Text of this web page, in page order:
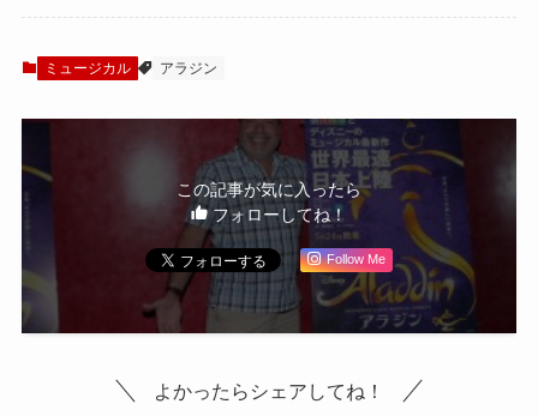
古！
ミュージカル アラジン
この記事が気に入ったら
フォローしてね！
Follow Me
よかったらシェアしてね！